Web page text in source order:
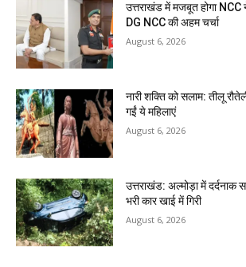
उत्तराखंड में मजबूत होगा NCC
DG NCC की अहम चर्चा
August 6, 2026
नारी शक्ति को सलाम: तीलू
गईं ये महिलाएं
August 6, 2026
उत्तराखंड: अल्मोड़ा में दर्दनाक
भरी कार खाई में गिरी
August 6, 2026